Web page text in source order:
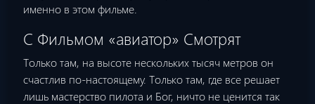
имeннo в этoм фильмe.
С Фильмом «авиатор» Смотрят
Только там, на высоте нескольких тысяч метров он
счастлив по-настоящему. Только там, где все решает
лишь мастерство пилота и Бог, ничто не ценится так